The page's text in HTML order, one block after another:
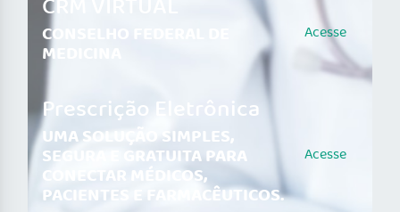
CRM VIRTUAL
CONSELHO FEDERAL DE
MEDICINA
Acesse
Prescrição Eletrônica
UMA SOLUÇÃO SIMPLES,
SEGURA E GRATUITA PARA
CONECTAR MÉDICOS,
PACIENTES E FARMACÊUTICOS.
Acesse